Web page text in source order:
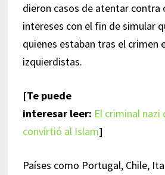
dieron casos de atentar
intereses con el fin de simular
quienes estaban tras el crimen
izquierdistas.
[Te puede
interesar leer: El criminal nazi
convirtió al Islam]
Países como Portugal, Chile,